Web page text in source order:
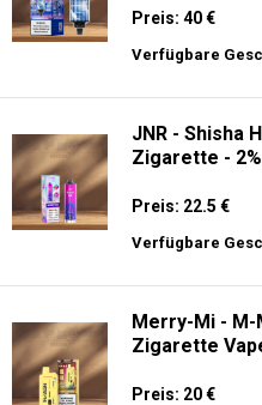
Preis: 40 €
Verfügbare
JNR - Shisha
Zigarette -
Preis: 22.5 €
Verfügbare
Merry-Mi - M-
Zigarette
Preis: 20 €